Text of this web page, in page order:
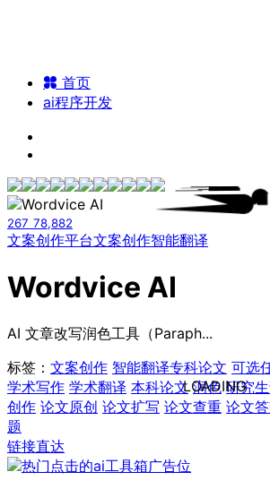
LOADING
首页
ai程序开发
267 78,882
文案创作平台文案创作智能翻译
Wordvice AI
AI 文章改写润色工具（Paraph...
标签： 文案创作 智能翻译专科论文 可选
学术写作 学术翻译 本科论文 润色 研究
创作 论文原创 论文扩写 论文查重 论文
题
链接直达